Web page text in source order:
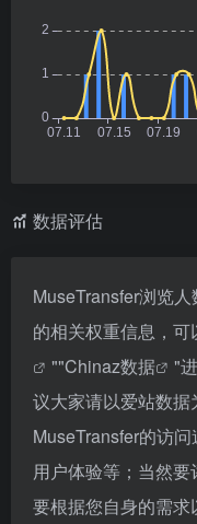
数据评估
MuseTransfer浏览
的相关权重信息，可
""Chinaz数据
"
议大家请以爱站数据
MuseTransfer的访问
用户体验等；当然
要根据您自身的需